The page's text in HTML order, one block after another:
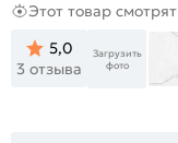
Этот товар смотрят
5,0
3 отзыва
Загрузить
фото